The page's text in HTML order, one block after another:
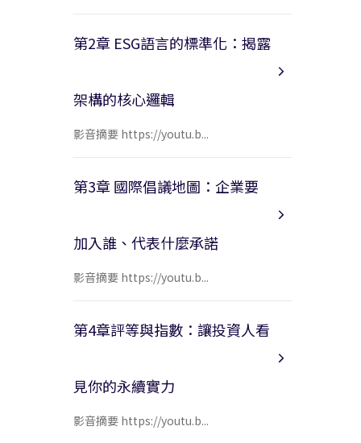
第2章 ESG語言的標準化：揭露
架構的核心邏輯
影音摘要 https://youtu.b...
第3章 國際倡議地圖：企業要
加入誰、代表什麼承諾
影音摘要 https://youtu.b...
第4章評等與指數：讓投資人看
見你的永續實力
影音摘要 https://youtu.b...